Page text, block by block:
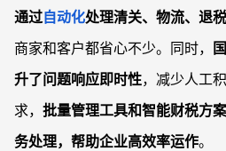
通过自动化处理清关、物流、退
商家和客户都省心不少。同时，
升了问题响应即时性，减少人工
求， 批量管理工具和智能财税方
务处理，帮助企业高效率运作。